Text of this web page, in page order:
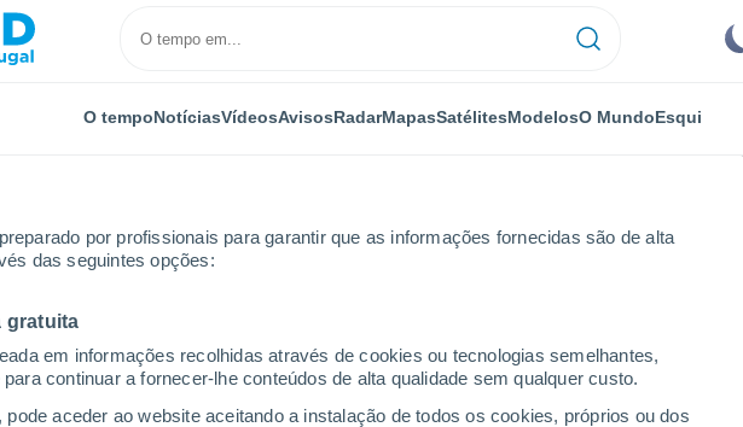
por profissionais para garantir que as informações fornecidas são de alta
das seguintes opções:
gratuita
em informações recolhidas através de cookies ou tecnologias semelhantes,
continuar a fornecer-lhe conteúdos de alta qualidade sem qualquer custo.
aceder ao website aceitando a instalação de todos os cookies, próprios ou dos
O tempoNotíciasVídeosAvisosRadarMapasSatélitesModelosO MundoEsqui
do Leste
8 - 14 dias